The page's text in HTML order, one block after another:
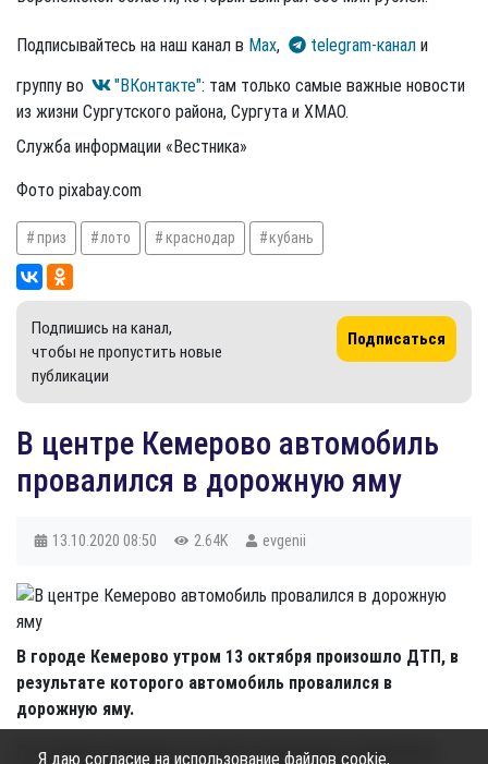
Подписывайтесь на наш канал в Max, telegram-канал и
группу во
"ВКонтакте": там только самые важные новости
из жизни Сургутского района, Сургута и ХМАО.
Служба информации «Вестника»
Фото pixabay.com
приз лото краснодар кубань
Подпишись на канал,
чтобы не пропустить новые
публикации
Подписаться
В центре Кемерово автомобиль
провалился в дорожную яму
13.10.2020 08:50 2.64K evgenii
В городе Кемерово утром 13 октября произошло ДТП, в
результате которого автомобиль провалился в
дорожную яму.
По словам очевидцев, на дороге проводились ремонтные
Я даю согласие на использование файлов cookie,